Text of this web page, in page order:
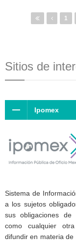
1
Sitios de
Ipomex
Sistema de
a los sujetos
sus obligaciones de
como cualquier
difundir en materia de